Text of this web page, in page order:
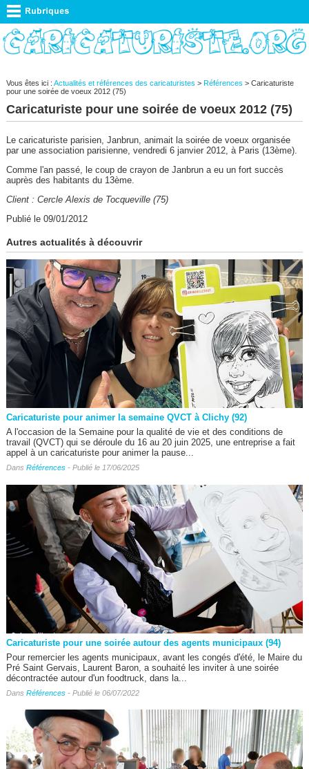
Vous êtes ici : Actualités et références des caricaturistes > Références > Caricaturiste
pour une soirée de voeux 2012 (75)
Caricaturiste pour une soirée de voeux 2012 (75)
Le caricaturiste parisien, Janbrun, animait la soirée de voeux organisée
par une association parisienne, vendredi 6 janvier 2012, à Paris (13ème).
Comme l'an passé, le coup de crayon de Janbrun a eu un fort succès
auprès des habitants du 13ème.
Client : Cercle Alexis de Tocqueville (75)
Publié le 09/01/2012
Autres actualités à découvrir
Caricaturiste pour animer la semaine QVCT à Clichy (92)
A l'occasion de la Semaine pour la qualité de vie et des conditions de
travail (QVCT) qui se déroule du 16 au 20 juin 2025, une entreprise a fait
appel à un caricaturiste pour animer la pause...
Dans Références- Publié le 17/06/2025
Caricaturiste pour une soirée autour des agents municipaux (94)
Pour remercier les agents municipaux, avant les congés d'été, le Maire du
Pré Saint Gervais, Laurent Baron, a souhaité les inviter à une soirée
décontractée autour d'un foodtruck, dans la...
Dans Références- Publié le 06/07/2022